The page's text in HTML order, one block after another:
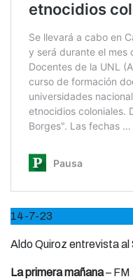
14-7-23
Aldo Quiroz entrevista
La primera mañana– FM